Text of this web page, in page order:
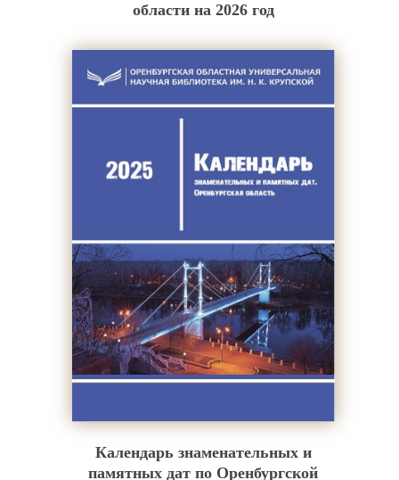
области на 2026 год
Календарь знаменательных и
памятных дат по Оренбургской